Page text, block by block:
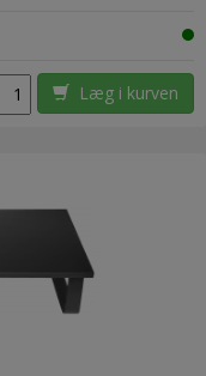
Læg i kurven